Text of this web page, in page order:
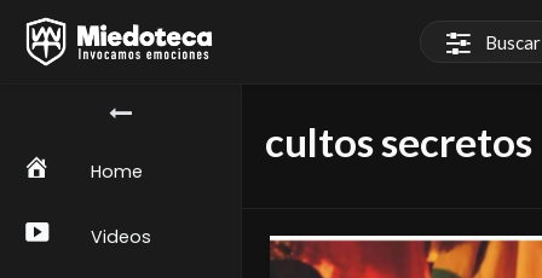
Home
Videos
cultos secretos